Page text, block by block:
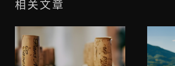
相关文章